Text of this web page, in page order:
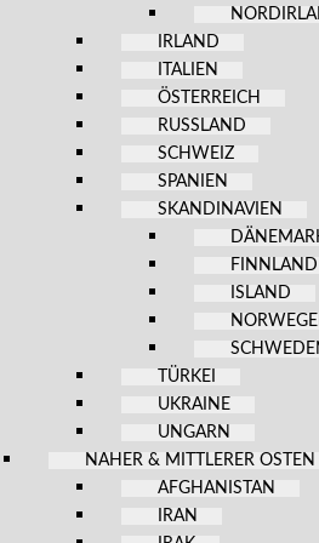
IRLAND
ITALIEN
ÖSTERREICH
RUSSLAND
SCHWEIZ
SPANIEN
SKANDINAVIEN
FINNLAND
ISLAND
TÜRKEI
UKRAINE
UNGARN
NAHER & MITTLERER OSTEN
AFGHANISTAN
IRAN